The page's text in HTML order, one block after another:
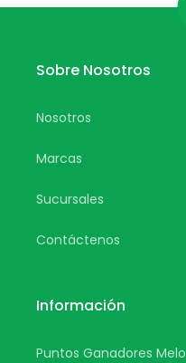
Sobre Nosotros
Nosotros
Marcas
Sucursales
Contáctenos
Información
Puntos Ganadores Melo